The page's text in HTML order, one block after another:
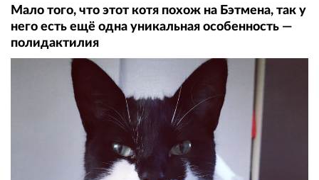
Мало того, что этот котя похож на Бэтмена, так у
него есть ещё одна уникальная особенность —
полидактилия